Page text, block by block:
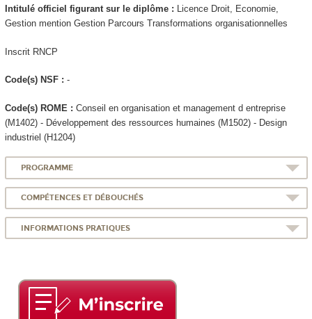
Intitulé officiel figurant sur le diplôme : Licence Droit, Economie,
Gestion mention Gestion Parcours Transformations organisationnelles
Inscrit RNCP
Code(s) NSF : -
Code(s) ROME : Conseil en organisation et management d entreprise
(M1402) - Développement des ressources humaines (M1502) - Design
industriel (H1204)
PROGRAMME
COMPÉTENCES ET DÉBOUCHÉS
INFORMATIONS PRATIQUES